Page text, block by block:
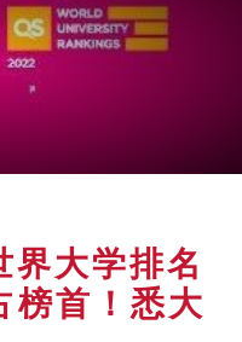
大学排名
榜首！悉大